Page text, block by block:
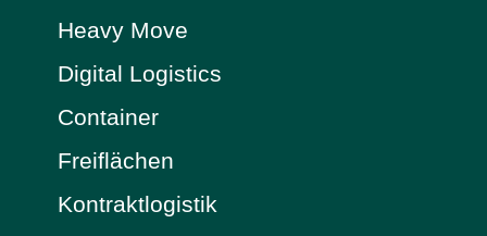
Heavy Move
Digital Logistics
Container
Freiflächen
Kontraktlogistik